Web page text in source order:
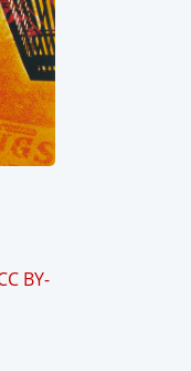
BY-